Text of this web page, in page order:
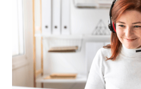
Додатково послуги вантажників у
доступною ціною мають на меті й
збирання меблів. Досвідчені фахівці
добре знаються на цьому, тому в
допоможуть вам. Зможемо
адже нам до снаги розібрати та
зібрати меблі будь-якої